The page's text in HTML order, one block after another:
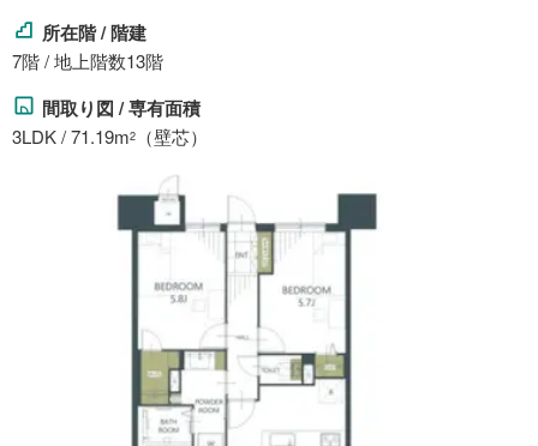
所在階 / 階建
7階 / 地上階数13階
間取り図 / 専有面積
3LDK / 71.19m2 （壁芯）